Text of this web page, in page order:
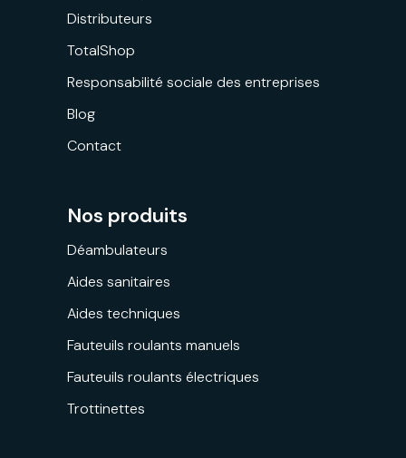
Distributeurs
TotalShop
Responsabilité sociale des entreprises
Blog
Contact
Nos produits
Déambulateurs
Aides sanitaires
Aides techniques
Fauteuils roulants manuels
Fauteuils roulants électriques
Trottinettes